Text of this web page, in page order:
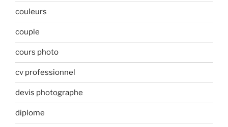
couleurs
couple
cours photo
cv professionnel
devis photographe
diplome